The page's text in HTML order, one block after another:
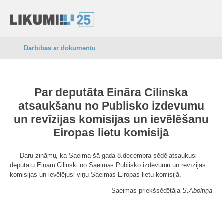
Darbības ar dokumentu
Par deputāta Eināra Cilinska
atsaukšanu no Publisko izdevumu
un revīzijas komisijas un ievēlēšanu
Eiropas lietu komisijā
Daru zināmu, ka Saeima šā gada 8.decembra sēdē atsaukusi
deputātu Eināru Cilinski no Saeimas Publisko izdevumu un revīzijas
komisijas un ievēlējusi viņu Saeimas Eiropas lietu komisijā.
Saeimas priekšsēdētāja S.Āboltiņa